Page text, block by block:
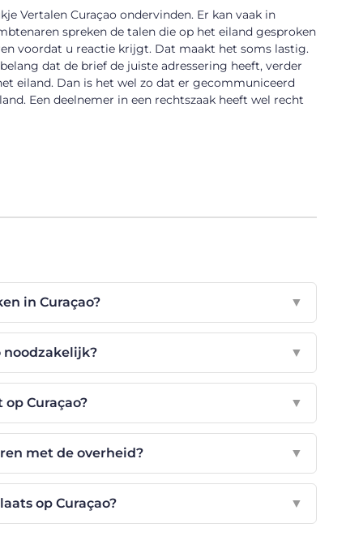
Vertalen Curaçao ondervinden. Er kan vaak in
spreken de talen die op het eiland gesproken
voordat u reactie krijgt. Dat maakt het soms lastig.
dat de brief de juiste adressering heeft, verder
eiland. Dan is het wel zo dat er gecommuniceerd
Een deelnemer in een rechtszaak heeft wel recht
in Curaçao? ▼
noodzakelijk? ▼
Curaçao? ▼
met de overheid? ▼
op Curaçao? ▼